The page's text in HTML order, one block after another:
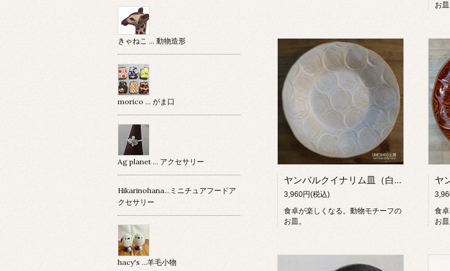
お皿
ヤンバルクイナリム皿（白）【UMESHISO工房】
3,960円(税込)
食卓が楽しくなる。動物モチーフの
お皿。
食
お皿
きゃねこ … 動物造形
morico … がま口
Ag planet … アクセサリー
Hikarinohana…ミニチュアフードア
クセサリー
hacy's …羊毛小物